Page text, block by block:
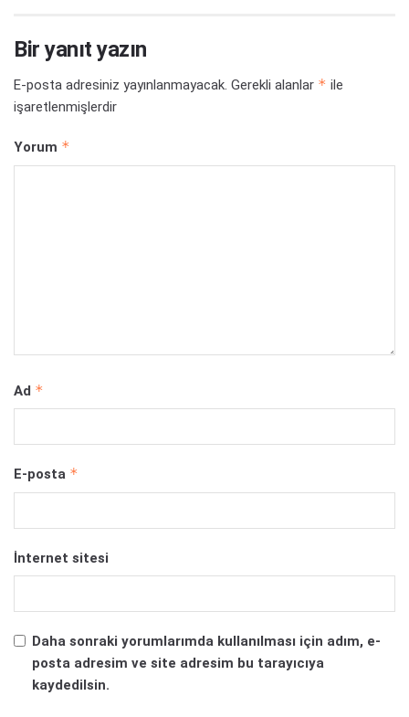
Bir yanıt yazın
E-posta adresiniz yayınlanmayacak. Gerekli alanlar * ile
işaretlenmişlerdir
Yorum *
Ad *
E-posta *
İnternet sitesi
Daha sonraki yorumlarımda kullanılması için adım, e-
posta adresim ve site adresim bu tarayıcıya
kaydedilsin.